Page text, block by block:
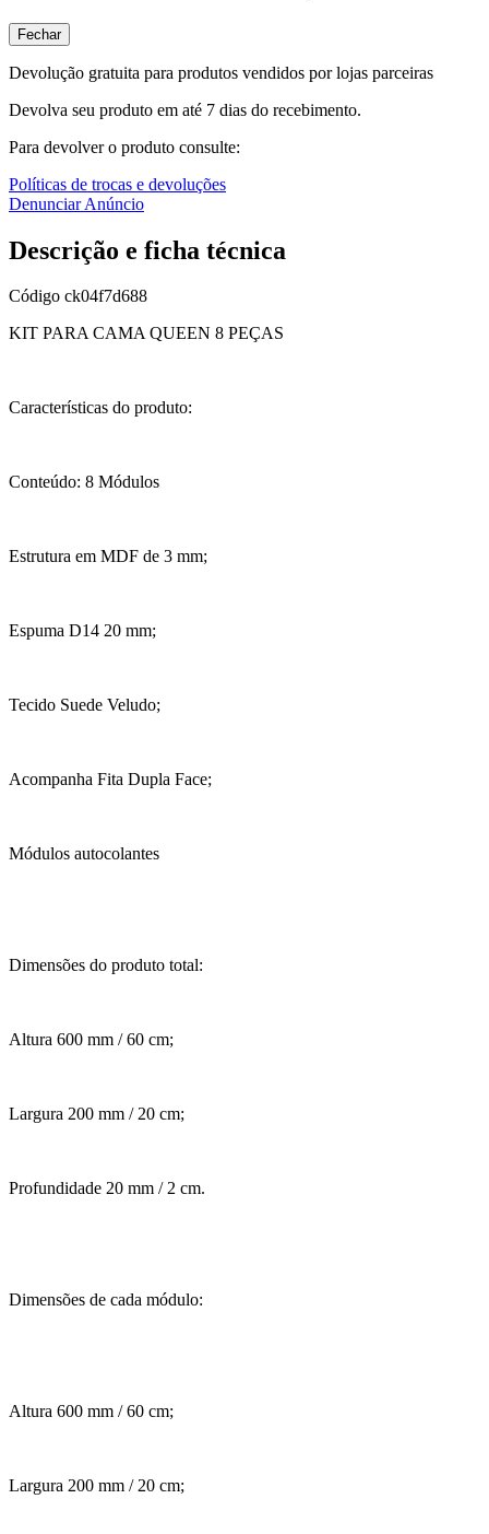
Fechar
Devolução gratuita para produtos vendidos por lojas parceiras
Devolva seu produto em até 7 dias do recebimento.
Para devolver o produto consulte:
Políticas de trocas e devoluções
Denunciar Anúncio
Descrição e ficha técnica
Código ck04f7d688
KIT PARA CAMA QUEEN 8 PEÇAS
Características do produto:
Conteúdo: 8 Módulos
Estrutura em MDF de 3 mm;
Espuma D14 20 mm;
Tecido Suede Veludo;
Acompanha Fita Dupla Face;
Módulos autocolantes
Dimensões do produto total:
Altura 600 mm / 60 cm;
Largura 200 mm / 20 cm;
Profundidade 20 mm / 2 cm.
Dimensões de cada módulo:
Altura 600 mm / 60 cm;
Largura 200 mm / 20 cm;